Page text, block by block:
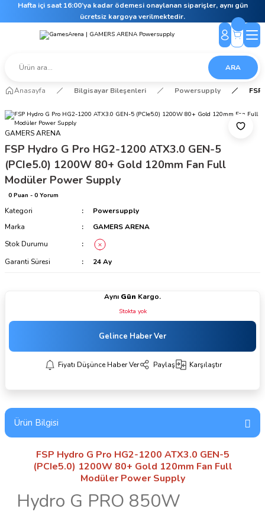
Hafta içi saat 16:00’ya kadar ödemesi onaylanan siparişler, aynı gün
ücretsiz kargoya verilmektedir.
ARA
Anasayfa Bilgisayar Bileşenleri Powersupply
GAMERS ARENA
FSP Hydro G Pro HG2-1200 ATX3.0 GEN-5
(PCIe5.0) 1200W 80+ Gold 120mm Fan Full
Modüler Power Supply
0 Puan - 0 Yorum
Kategori
Powersupply
Marka
GAMERS ARENA
Stok Durumu
Garanti Süresi
24 Ay
Aynı Gün Kargo.
Stokta yok
Gelince Haber Ver
Fiyatı Düşünce Haber Ver Paylaş Karşılaştır
Ürün Bilgisi
FSP Hydro G Pro HG2-1200 ATX3.0 GEN-5
(PCIe5.0) 1200W 80+ Gold 120mm Fan Full
Modüler Power Supply
Hydro G PRO 850W